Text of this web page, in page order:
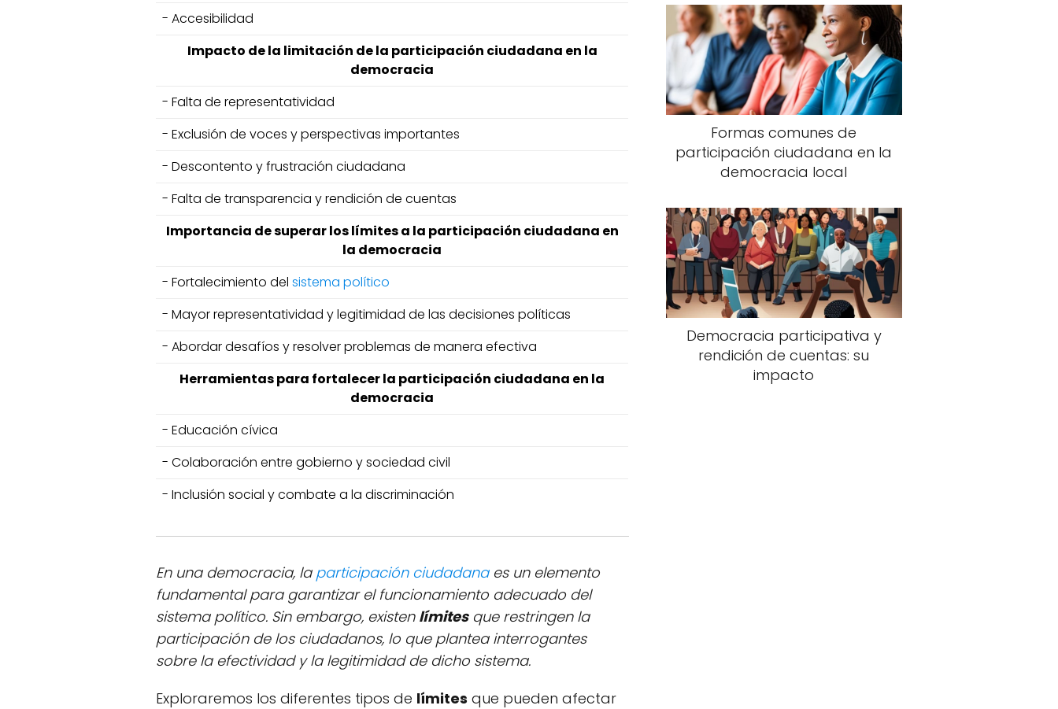
- Accesibilidad
Impacto de la limitación de la participación ciudadana en la
democracia
- Falta de representatividad
- Exclusión de voces y perspectivas importantes
- Descontento y frustración ciudadana
- Falta de transparencia y rendición de cuentas
Importancia de superar los límites a la participación ciudadana en
la democracia
- Fortalecimiento del sistema político
- Mayor representatividad y legitimidad de las decisiones políticas
- Abordar desafíos y resolver problemas de manera efectiva
Herramientas para fortalecer la participación ciudadana en la
democracia
- Educación cívica
- Colaboración entre gobierno y sociedad civil
- Inclusión social y combate a la discriminación
En una democracia, la participación ciudadanaes un elemento
fundamental para garantizar el funcionamiento adecuado del
sistema político. Sin embargo, existen límitesque restringen la
participación de los ciudadanos, lo que plantea interrogantes
sobre la efectividad y la legitimidad de dicho sistema.
Exploraremos los diferentes tipos de límites que pueden afectar
Formas comunes de
participación ciudadana en la
democracia local
Democracia participativa y
rendición de cuentas: su
impacto